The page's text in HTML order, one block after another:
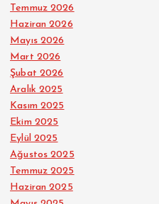
Temmuz 2026
Haziran 2026
Mayıs 2026
Mart 2026
Şubat 2026
Aralık 2025
Kasım 2025
Ekim 2025
Eylül 2025
Ağustos 2025
Temmuz 2025
Haziran 2025